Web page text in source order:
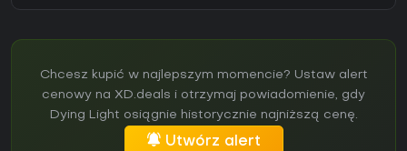
Chcesz kupić w najlepszym momencie? Ustaw alert
cenowy na XD.deals i otrzymaj powiadomienie, gdy
Dying Light osiągnie historycznie najniższą cenę.
Utwórz alert